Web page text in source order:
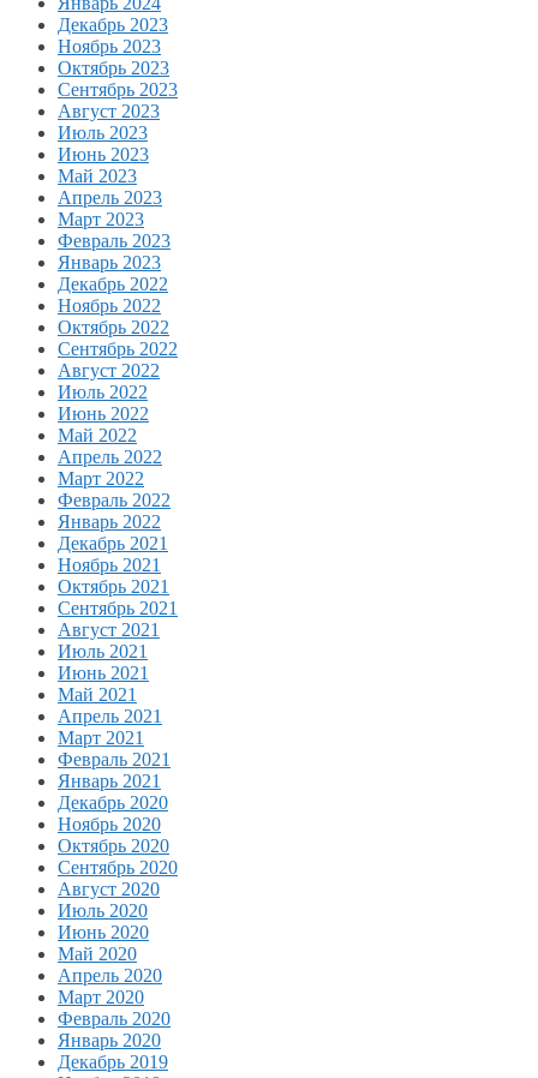
Декабрь 2023
Ноябрь 2023
Октябрь 2023
Сентябрь 2023
Август 2023
Июль 2023
Июнь 2023
Май 2023
Апрель 2023
Март 2023
Февраль 2023
Январь 2023
Декабрь 2022
Ноябрь 2022
Октябрь 2022
Сентябрь 2022
Август 2022
Июль 2022
Июнь 2022
Май 2022
Апрель 2022
Март 2022
Февраль 2022
Январь 2022
Декабрь 2021
Ноябрь 2021
Октябрь 2021
Сентябрь 2021
Август 2021
Июль 2021
Июнь 2021
Май 2021
Апрель 2021
Март 2021
Февраль 2021
Январь 2021
Декабрь 2020
Ноябрь 2020
Октябрь 2020
Сентябрь 2020
Август 2020
Июль 2020
Июнь 2020
Май 2020
Апрель 2020
Март 2020
Февраль 2020
Январь 2020
Декабрь 2019